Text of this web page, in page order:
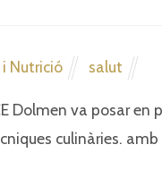
Nutrició salut
Dolmen va posar en
culinàries. amb